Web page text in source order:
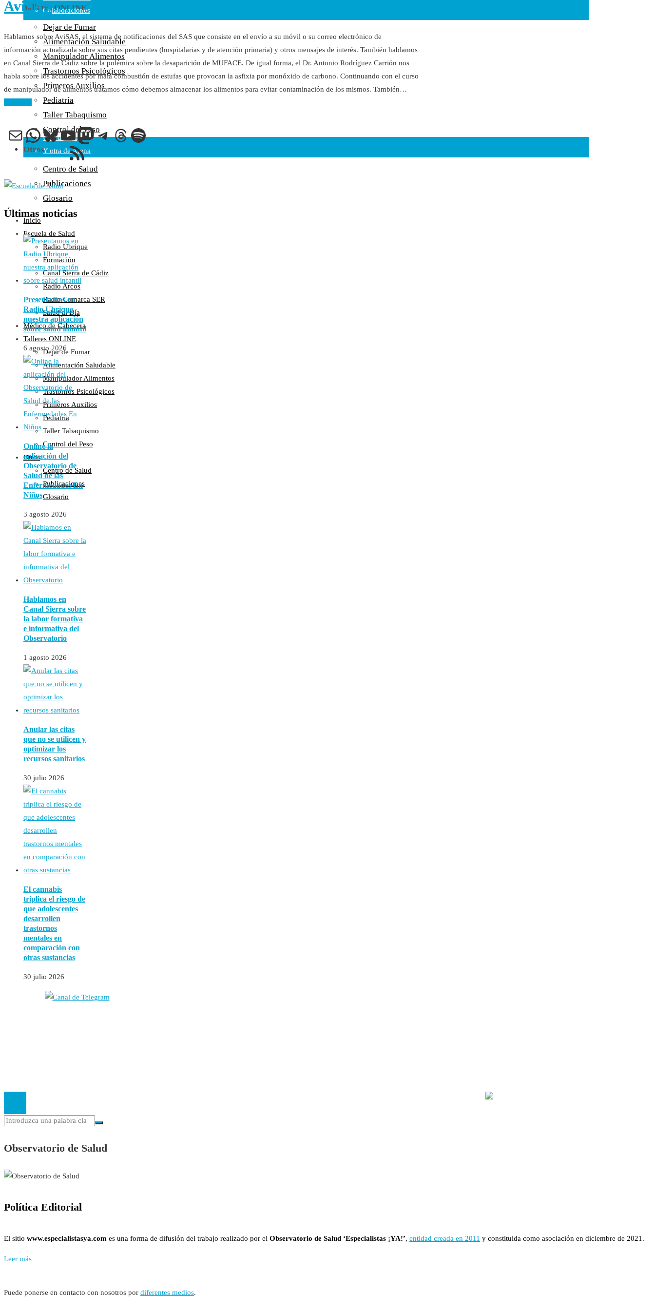
Colaboraciones
Cartas al Director
Medios de Comunicación
Otros
Vídeos
Audio
Cara Oscura Sanidad
Humor
Cal y Arena
Una de Cal
Y otra de Arena
Noticias Sanitarias
Enlaces
Newsletter
Talleres ONLINE
Dejar de Fumar
Alimentación Saludable
Manipulador Alimentos
Trastornos Psicológicos
Primeros Auxilios
Pediatría
Taller Tabaquismo
Control del Peso
Otros
Centro de Salud
Publicaciones
Glosario
Inicio
Escuela de Salud
Radio Ubrique
Formación
Canal Sierra de Cádiz
Radio Arcos
Radio Comarca SER
Salud al Día
Médico de Cabecera
Talleres ONLINE
Dejar de Fumar
Alimentación Saludable
Manipulador Alimentos
Trastornos Psicológicos
Primeros Auxilios
Pediatría
Taller Tabaquismo
Control del Peso
Otros
Centro de Salud
Publicaciones
Glosario
AviSAS
Hablamos sobre AviSAS, el sistema de notificaciones del SAS que consiste en el envío a su móvil o su correo electrónico de
información actualizada sobre sus citas pendientes (hospitalarias y de atención primaria) y otros mensajes de interés. También hablamos
en Canal Sierra de Cádiz sobre la polémica sobre la desaparición de MUFACE. De igual forma, el Dr. Antonio Rodríguez Carrión nos
habla sobre los accidentes por mala combustión de estufas que provocan la asfixia por monóxido de carbono. Continuando con el curso
de manipulador de alimentos tratamos cómo debemos almacenar los alimentos para evitar contaminación de los mismos. También…
Correo electrónico
WhatsApp
Bluesky
YouTube
Mastodon
Telegram
Threads
Spotify
Feed RSS
Últimas noticias
Presentamos en
Radio Ubrique
nuestra aplicación
sobre salud infantil
6 agosto 2026
Online la
aplicación del
Observatorio de
Salud de las
Enfermedades En
Niños
3 agosto 2026
Hablamos en
Canal Sierra sobre
la labor formativa
e informativa del
Observatorio
1 agosto 2026
Anular las citas
que no se utilicen y
optimizar los
recursos sanitarios
30 julio 2026
El cannabis
triplica el riesgo de
que adolescentes
desarrollen
trastornos
mentales en
comparación con
otras sustancias
30 julio 2026
Observatorio de Salud
Política Editorial
El sitio www.especialistasya.com es una forma de difusión del trabajo realizado por el Observatorio de Salud ‘Especialistas ¡YA!’, entidad creada en 2011 y constituida como asociación en diciembre de 2021.
Leer más
Puede ponerse en contacto con nosotros por diferentes medios.